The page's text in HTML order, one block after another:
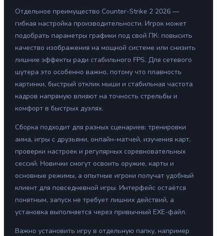
Отдельное преимущество Counter-Strike 2 2026 —
гибкая настройка производительности. Игрок может
подобрать параметры графики под свой ПК: повысить
качество изображения на мощной системе или снизить
лишние эффекты ради стабильного FPS. Для сетевого
шутера это особенно важно, потому что плавность
картинки, быстрый отклик мыши и стабильная частота
кадров напрямую влияют на точность стрельбы и
комфорт в быстрых дуэлях.
Сборка подходит для разных сценариев: тренировки
аима, игры с друзьями, онлайн-матчей, изучения карт,
проверки настроек и регулярных соревновательных
сессий. Новички смогут освоить оружие, карты и
основные режимы, а опытные игроки получат удобный
клиент для повседневной игры. Интерфейс остаётся
понятным, запуск не требует лишних действий, а
установка выполняется через привычный EXE-файл.
Важно установить игру в отдельную папку, например